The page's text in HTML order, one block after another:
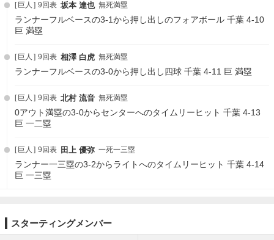
巨人 9回表 坂本 達也 無死満塁
ランナーフルベースの3-1から押し出しのフォアボール 千葉 4-10
巨 満塁
巨人 9回表 相澤 白虎 無死満塁
ランナーフルベースの3-0から押し出し四球 千葉 4-11 巨 満塁
巨人 9回表 北村 流音 無死満塁
0アウト満塁の3-0からセンターへのタイムリーヒット 千葉 4-13
巨 一二塁
巨人 9回表 田上 優弥 一死一三塁
ランナー一三塁の3-2からライトへのタイムリーヒット 千葉 4-14
巨 一三塁
スターティングメンバー